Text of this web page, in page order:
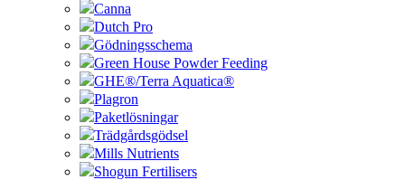
Canna
Dutch Pro
Gödningsschema
Green House Powder Feeding
GHE®/Terra Aquatica®
Plagron
Paketlösningar
Trädgårdsgödsel
Mills Nutrients
Shogun Fertilisers